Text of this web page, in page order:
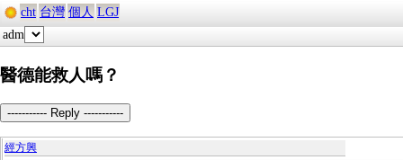
cht 台灣 個人 LGJ
adm
醫德能救人嗎？
----------- Reply -----------
經方興